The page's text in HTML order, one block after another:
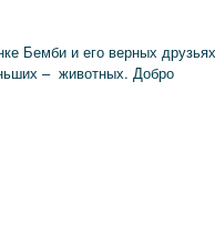
Бемби и его верных
– животных. Добро